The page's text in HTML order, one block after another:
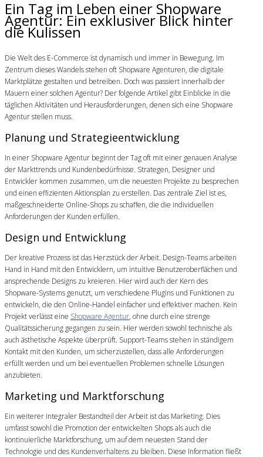
Ein Tag im Leben einer Shopware
Agentur: Ein exklusiver Blick hinter
die Kulissen
Die Welt des E-Commerce ist dynamisch und immer in Bewegung. Im
Zentrum dieses Wandels stehen oft Shopware Agenturen, die digitale
Marktplätze gestalten und betreiben. Doch was passiert innerhalb der
Mauern einer solchen Agentur? Der folgende Artikel gibt Einblicke in die
täglichen Aktivitäten und Herausforderungen, denen sich eine Shopware
Agentur stellen muss.
Planung und Strategieentwicklung
In einer Shopware Agentur beginnt der Tag oft mit einer genauen Analyse
der Markttrends und Kundenbedürfnisse. Strategen, Designer und
Entwickler kommen zusammen, um die neuesten Projekte zu besprechen
und einen effizienten Aktionsplan zu erstellen. Das zentrale Ziel ist es,
maßgeschneiderte Online-Shops zu schaffen, die die individuellen
Anforderungen der Kunden erfüllen.
Design und Entwicklung
Der kreative Prozess ist das Herzstück der Arbeit. Design-Teams arbeiten
Hand in Hand mit den Entwicklern, um intuitive Benutzeroberflächen und
ansprechende Designs zu kreieren. Hier wird auch der Kern des
Shopware-Systems genutzt, um verschiedene Plugins und Funktionen zu
entwickeln, die den Online-Handel einfacher und effektiver machen. Kein
Projekt verlässt eine Shopware Agentur, ohne durch eine strenge
Qualitätssicherung gegangen zu sein. Hier werden sowohl technische als
auch ästhetische Aspekte überprüft. Support-Teams stehen in ständigem
Kontakt mit den Kunden, um sicherzustellen, dass alle Anforderungen
erfüllt werden und um bei eventuellen Problemen schnelle Lösungen
anzubieten.
Marketing und Marktforschung
Ein weiterer integraler Bestandteil der Arbeit ist das Marketing. Dies
umfasst sowohl die Promotion der entwickelten Shops als auch die
kontinuierliche Marktforschung, um auf dem neuesten Stand der
Technologie und des Kundenverhaltens zu bleiben. Diese Information fließt